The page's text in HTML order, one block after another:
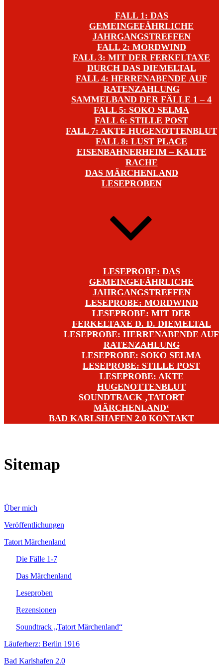
FALL 1: DAS
GEMEINGEFÄHRLICHE
JAHRGANGSTREFFEN
FALL 2: MORDWIND
FALL 3: MIT DER FERKELTAXE
DURCH DAS DIEMELTAL
FALL 4: HERRENABENDE AUF
RATENZAHLUNG
SAMMELBAND DER FÄLLE 1 – 4
FALL 5: SOKO SELMA
FALL 6: STILLE POST
FALL 7: AKTE HUGENOTTENBLUT
FALL 8: LUST PLACE
EISENBAHNERHEIM – KALTE
RACHE
DAS MÄRCHENLAND
LESEPROBEN
LESEPROBE: DAS
GEMEINGEFÄHRLICHE
JAHRGANGSTREFFEN
LESEPROBE: MORDWIND
LESEPROBE: MIT DER
FERKELTAXE D. D. DIEMELTAL
LESEPROBE: HERRENABENDE AUF
RATENZAHLUNG
LESEPROBE: SOKO SELMA
LESEPROBE: STILLE POST
LESEPROBE: AKTE
HUGENOTTENBLUT
SOUNDTRACK ‚TATORT
MÄRCHENLAND‘
BAD KARLSHAFEN 2.0 KONTAKT
Sitemap
Übermich
Veröffentlichungen
Tatort Märchenland
Die Fälle 1-7
Das Märchenland
Leseproben
Rezensionen
Soundtrack „Tatort Märchenland“
Läuferherz: Berlin 1916
Bad Karlshafen 2.0